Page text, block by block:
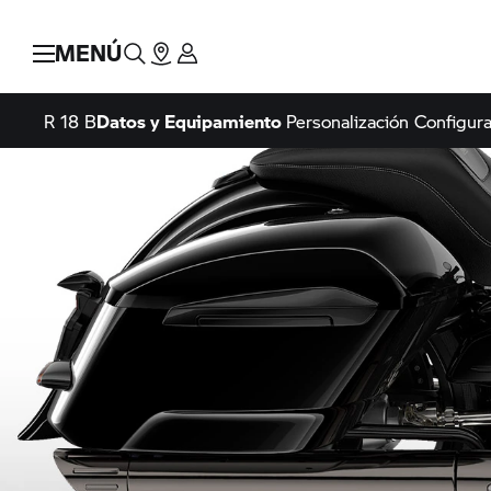
MENÚ
R 18 BDatos y Equipamiento Personalización